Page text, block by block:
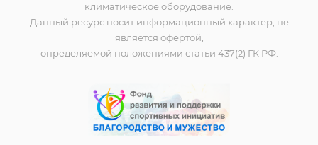
климатическое оборудование.
Данный ресурс носит информационный характер, не
является офертой,
определяемой положениями статьи 437(2) ГК РФ.